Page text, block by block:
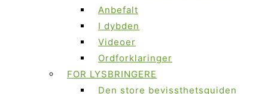
Anbefalt
I dybden
Videoer
Ordforklaringer
FOR LYSBRINGERE
Den store bevissthetsguiden